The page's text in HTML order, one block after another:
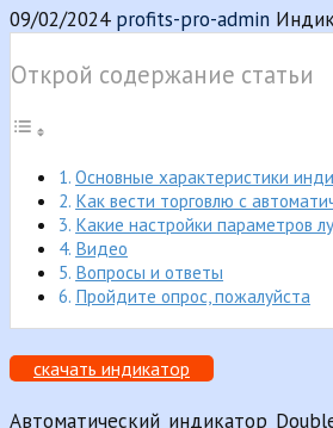
09/02/2024 profits-pro-admin
Открой содержание статьи
Основные характеристики
Как вести торговлю с
Какие настройки параметров
Видео
Вопросы и ответы
Пройдите опрос, пожалуйста
скачать индикатор
Автоматический индикатор